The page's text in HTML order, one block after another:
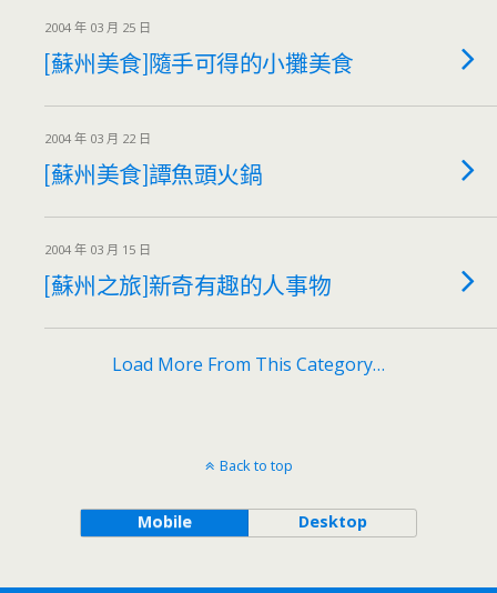
2004 年 03 月 25 日
[蘇州美食]隨手可得的小攤美食
2004 年 03 月 22 日
[蘇州美食]譚魚頭火鍋
2004 年 03 月 15 日
[蘇州之旅]新奇有趣的人事物
Load More From This Category…
Back to top
Mobile Desktop